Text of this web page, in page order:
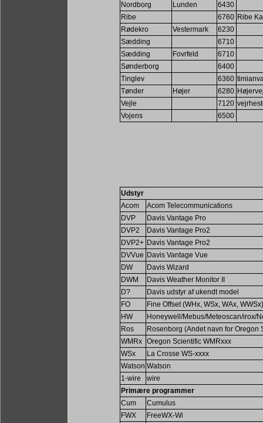
Nordborg
Lunden
6430
Ribe
6760 Ribe
Rødekro
Vestermark
6230
Sædding
6710
Sædding
Fovrfeld
6710
Sønderborg
6400
Tinglev
6360
Tønder
Højer 6280
Vejle
7120
Vojens
6500
Udstyr
Acom
Acom Telecommunications
DVP
Davis Vantage Pro
DVP2
Davis Vantage Pro2
DVP2+ Davis Vantage Pro2
DVVue Davis Vantage Vue
DW
Davis Wizard
DWM
Davis Weather Monitor II
D?
Davis udstyr af ukendt model
FO
Fine Offset (WHx, WSx, WAx, WWSx)
HW
Honeywell/Mebus/Meteoscan/irox/
Ros
Rosenborg (Andet navn for Oregon
WMRx
Oregon Scientific WMRxxx
WSx
La Crosse WS-xxxx
Watson Watson
1-wire
wire
Primære programmer
Cum
Cumulus
FWX
FreeWX-Wi